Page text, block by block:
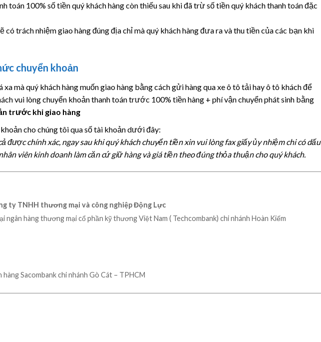
toán 100% số tiền quý khách hàng còn thiếu sau khi đã trừ số tiền quý khách thanh toán đặc
có trách nhiệm giao hàng đúng địa chỉ mà quý khách hàng đưa ra và thu tiền của các bạn khi
chuyển khoản
xa mà quý khách hàng muốn giao hàng bằng cách gửi hàng qua xe ô tô tải hay ô tô khách để
vui lòng chuyển khoản thanh toán trước 100% tiền hàng + phí vận chuyển phát sinh bằng
trước khi giao hàng
cho chúng tôi qua số tài khoản dưới đây:
được chính xác, ngay sau khi quý khách chuyển tiền xin vui lòng fax giấy ủy nhiệm chi có dấu
viên kinh doanh làm căn cứ giữ hàng và giá tiền theo đúng thỏa thuận cho quý khách.
ty TNHH thương mại và công nghiệp Động Lực
ngân hàng thương mại cổ phần kỹ thương Việt Nam ( Techcombank) chi nhánh Hoàn Kiếm
hàng Sacombank chi nhánh Gò Cát – TPHCM